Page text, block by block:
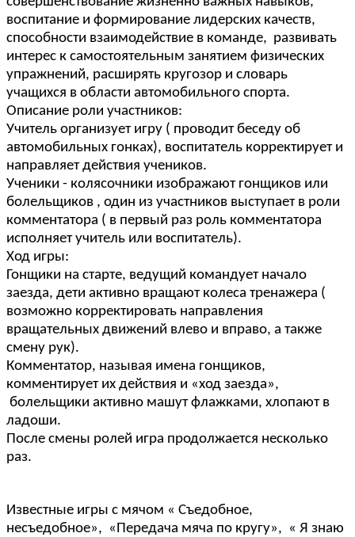
воспитание и формирование лидерских качеств,
способности взаимодействие в команде, развивать
интерес к самостоятельным занятием физических
упражнений, расширять кругозор и словарь
учащихся в области автомобильного спорта.
Описание роли участников:
Учитель организует игру ( проводит беседу об
автомобильных гонках), воспитатель корректирует и
направляет действия учеников.
Ученики - колясочники изображают гонщиков или
болельщиков , один из участников выступает в роли
комментатора ( в первый раз роль комментатора
исполняет учитель или воспитатель).
Ход игры:
Гонщики на старте, ведущий командует начало
заезда, дети активно вращают колеса тренажера (
возможно корректировать направления
вращательных движений влево и вправо, а также
смену рук).
Комментатор, называя имена гонщиков,
комментирует их действия и «ход заезда»,
болельщики активно машут флажками, хлопают в
ладоши.
После смены ролей игра продолжается несколько
раз.
Известные игры с мячом « Съедобное,
несъедобное», «Передача мяча по кругу», « Я знаю